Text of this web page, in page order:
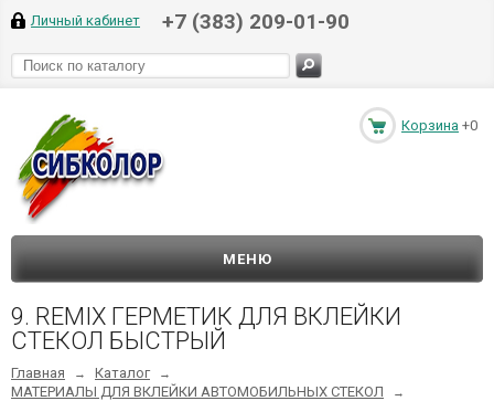
Личный кабинет +7 (383) 209-01-90
Корзина +0
МЕНЮ
9. REMIX ГЕРМЕТИК ДЛЯ ВКЛЕЙКИ
СТЕКОЛ БЫСТРЫЙ
Главная → Каталог →
МАТЕРИАЛЫ ДЛЯ ВКЛЕЙКИ АВТОМОБИЛЬНЫХ СТЕКОЛ →